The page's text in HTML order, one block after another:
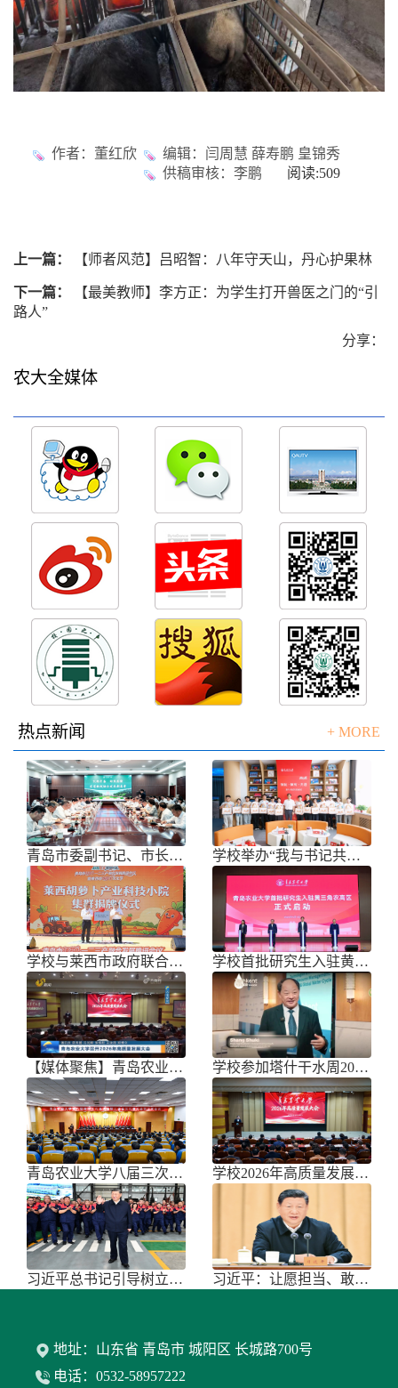
作者：董红欣
编辑：闫周慧 薛寿鹏 皇锦秀
供稿审核：李鹏 阅读:509
上一篇： 【师者风范】吕昭智：八年守天山，丹心护果林
下一篇：
【最美教师】李方正：为学生打开兽医之门的“引
路人”
分享：
农大全媒体
热点新闻 + MORE
青岛市委副书记、市长任刚来校调研 学校举办“我与书记共话成长”师生面
学校与莱西市政府联合举办青岛市胡萝 学校首批研究生入驻黄三角农高区
【媒体聚焦】青岛农业大学召开202 学校参加塔什干水周2026国际论坛
青岛农业大学八届三次双代会胜利召开 学校2026年高质量发展大会召开
习近平总书记引导树立和践行正确政绩 习近平：让愿担当、敢担当、善担当蔚
地址：山东省 青岛市 城阳区 长城路700号
电话：0532-58957222